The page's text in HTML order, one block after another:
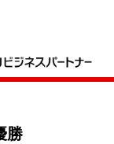
勝